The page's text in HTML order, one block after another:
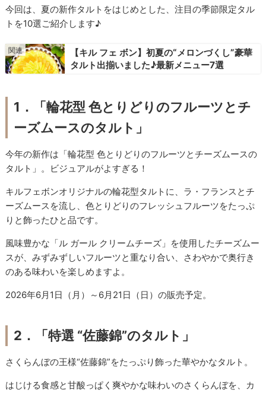
今回は、夏の新作タルトをはじめとした、注目の季節限定タル
トを10選ご紹介します♪
【キル フェ ボン】初夏の“メロンづくし”豪華
タルト出揃いました♪最新メニュー7選
1．「輪花型 色とりどりのフルーツとチ
ーズムースのタルト」
今年の新作は「輪花型 色とりどりのフルーツとチーズムースの
タルト」。ビジュアルがよすぎる！
キルフェボンオリジナルの輪花型タルトに、ラ・フランスとチ
ーズムースを流し、色とりどりのフレッシュフルーツをたっぷ
りと飾ったひと品です。
風味豊かな「ル ガール クリームチーズ」を使用したチーズムー
スが、みずみずしいフルーツと重なり合い、さわやかで奥行き
のある味わいを楽しめますよ。
2026年6月1日（月）～6月21日（日）の販売予定。
2．「特選 “佐藤錦”のタルト」
さくらんぼの王様“佐藤錦”をたっぷり飾った華やかなタルト。
はじける食感と甘酸っぱく爽やかな味わいのさくらんぼを、カ